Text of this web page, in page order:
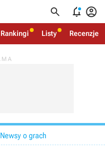
  
Rankingi Listy Recenzje
Newsy o grach